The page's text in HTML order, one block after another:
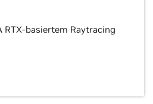
RTX-basiertem Raytracing